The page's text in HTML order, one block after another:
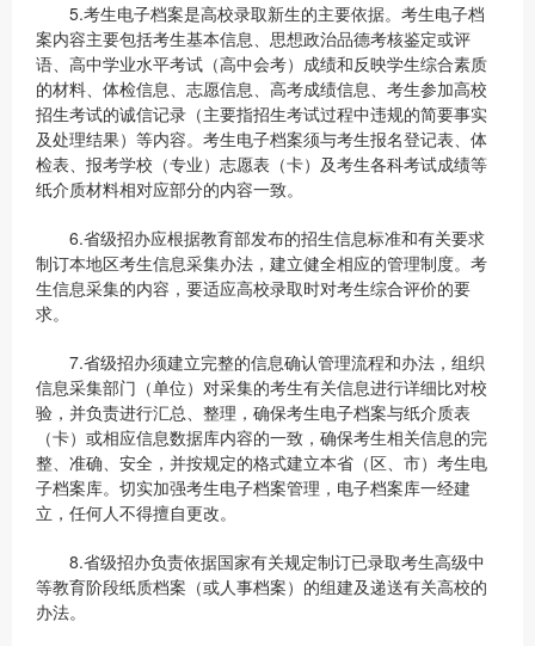
5.考生电子档案是高校录取新生的主要依据。考生电子档
案内容主要包括考生基本信息、思想政治品德考核鉴定或评
语、高中学业水平考试（高中会考）成绩和反映学生综合素质
的材料、体检信息、志愿信息、高考成绩信息、考生参加高校
招生考试的诚信记录（主要指招生考试过程中违规的简要事实
及处理结果）等内容。考生电子档案须与考生报名登记表、体
检表、报考学校（专业）志愿表（卡）及考生各科考试成绩等
纸介质材料相对应部分的内容一致。
6.省级招办应根据教育部发布的招生信息标准和有关要求
制订本地区考生信息采集办法，建立健全相应的管理制度。考
生信息采集的内容，要适应高校录取时对考生综合评价的要
求。
7.省级招办须建立完整的信息确认管理流程和办法，组织
信息采集部门（单位）对采集的考生有关信息进行详细比对校
验，并负责进行汇总、整理，确保考生电子档案与纸介质表
（卡）或相应信息数据库内容的一致，确保考生相关信息的完
整、准确、安全，并按规定的格式建立本省（区、市）考生电
子档案库。切实加强考生电子档案管理，电子档案库一经建
立，任何人不得擅自更改。
8.省级招办负责依据国家有关规定制订已录取考生高级中
等教育阶段纸质档案（或人事档案）的组建及递送有关高校的
办法。